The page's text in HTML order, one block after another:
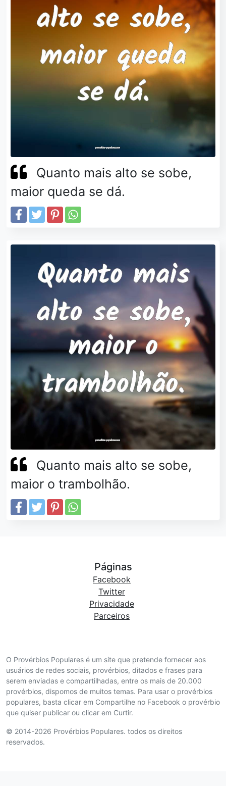
Quanto mais alto se sobe,
maior queda se dá.
Quanto mais alto se sobe,
maior o trambolhão.
O Provérbios Populares é um site que pretende fornecer aos
usuários de redes sociais, provérbios, ditados e frases para
serem enviadas e compartilhadas, entre os mais de 20.000
provérbios, dispomos de muitos temas. Para usar o provérbios
populares, basta clicar em Compartilhe no Facebook o provérbio
que quiser publicar ou clicar em Curtir.
© 2014-2026 Provérbios Populares. todos os direitos
reservados.
Páginas
Facebook
Twitter
Privacidade
Parceiros